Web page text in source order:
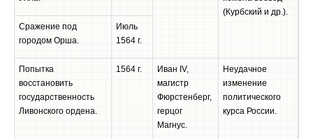
(Курбский и др.).
Сражение под
городом Орша.
Июль
1564 г.
Попытка
восстановить
государственность
Ливонского ордена.
1564 г.
Иван IV,
магистр
Фюрстенберг,
герцог
Магнус.
Неудачное
изменение
политического
курса России.